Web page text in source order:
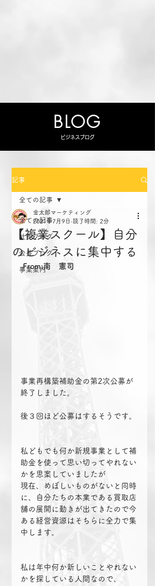
BLOG
ビジネスブログ
記事
全ての記事
社長ブログ
会長ブログ
事業案内
全ての記事
【複業スクール】自分
のビジネスに集中する
金太郎マーケティング
2021年7月9日 読了時間: 2分
From:南　憲司
事業再構築補助金の第2次公募が
終了しました。
後３回ほど公募はするそうです。
私どもでも何か新規事業として補
助金を使って思い切ってやれない
かを思案していましたが
現在、めぼしいものがないと同時
に、自分たちの本業である買取店
舗の展開に動きが出てきたので今
ある経営資源はそちらに全力で集
中します。
私は年中何か新しいことやれない
かを探している人間なので、